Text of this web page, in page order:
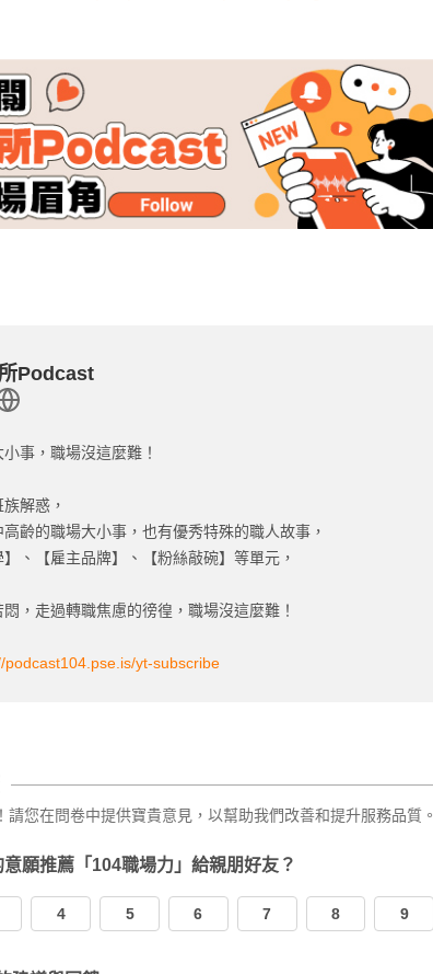
Podcast
事，職場沒這麼難！
解惑，
齡的職場大小事，也有優秀特殊的職人故事，
、【雇主品牌】、【粉絲敲碗】等單元，
，走過轉職焦慮的徬徨，職場沒這麼難！
podcast104.pse.is/yt-subscribe
請您在問卷中提供寶貴意見，以幫助我們改善和提升服務品質。
願推薦「104職場力」給親朋好友？
4 5 6 7 8 9